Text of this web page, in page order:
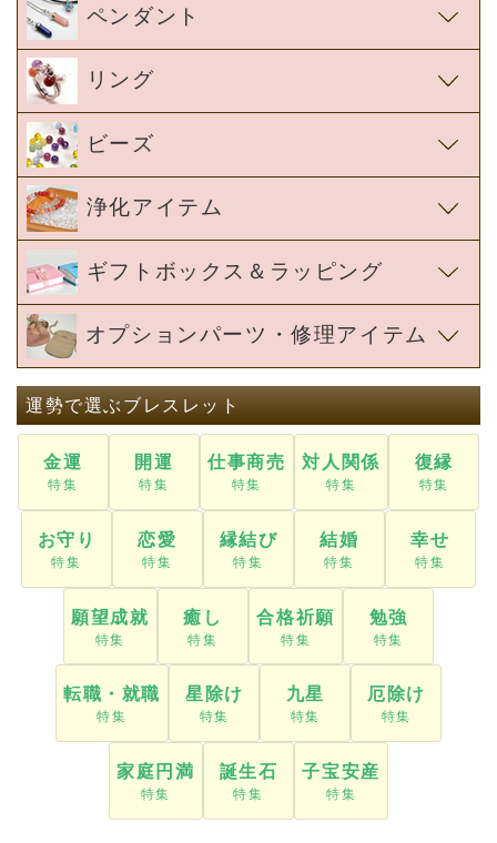
ペンダント
リング
ビーズ
浄化アイテム
ギフトボックス＆ラッピング
オプションパーツ・修理アイテム
運勢で選ぶブレスレット
金運 開運 仕事商売 対人関係 復縁
お守り 恋愛 縁結び 結婚 幸せ
願望成就 癒し 合格祈願 勉強
転職・就職 星除け 九星 厄除け
家庭円満 誕生石 子宝安産